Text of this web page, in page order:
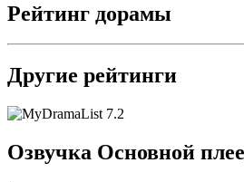
Рейтинг дорамы
Другие рейтинги
7.2
Озвучка Основной